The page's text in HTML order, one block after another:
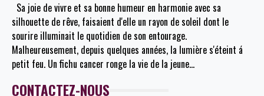
Sa joie de vivre et sa bonne humeur en harmonie avec sa
silhouette de rêve, faisaient d'elle un rayon de soleil dont le
sourire illuminait le quotidien de son entourage.
Malheureusement, depuis quelques années, la lumière s'éteint á
petit feu. Un fichu cancer ronge la vie de la jeune…
CONTACTEZ-NOUS